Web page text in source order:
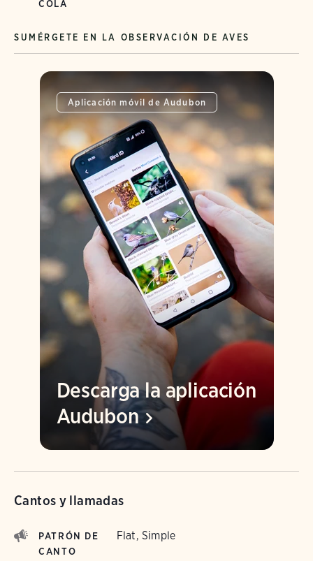
COLA
SUMÉRGETE EN LA OBSERVACIÓN DE AVES
Aplicación móvil de Audubon
Descarga la aplicación
Audubon
Cantos y llamadas
PATRÓN DE
CANTO
Flat, Simple